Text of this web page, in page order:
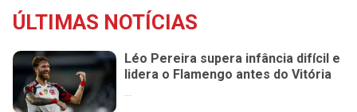
ÚLTIMAS NOTÍCIAS
Léo Pereira supera infância difícil e
lidera o Flamengo antes do Vitória
...